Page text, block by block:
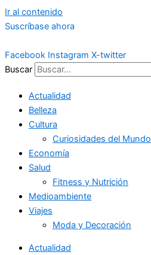
Ir al contenido
Suscríbase ahora
Facebook Instagram X-twitter
Buscar
Actualidad
Belleza
Cultura
Curiosidades del Mundo
Economía
Salud
Fitness y Nutrición
Medioambiente
Viajes
Moda y Decoración
Actualidad